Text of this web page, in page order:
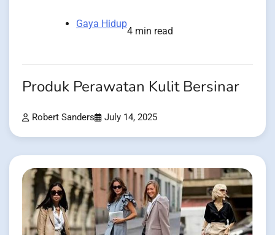
Gaya Hidup
4 min read
Produk Perawatan Kulit Bersinar
Robert Sanders July 14, 2025